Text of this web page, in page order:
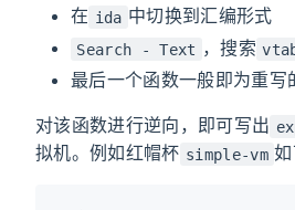
在 ida 中切换到汇编形式
Search - Text ，搜索
最后一个函数一般即为重写
对该函数进行逆向，即可写出
拟机。例如红帽杯 simple-vm 如